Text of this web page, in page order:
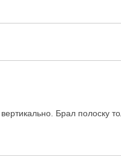
Брал полоску